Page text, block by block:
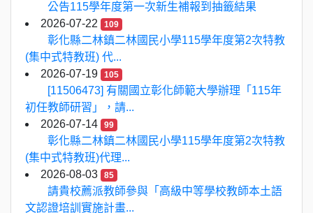
公告115學年度第一次新生補報到抽籤結果
2026-07-22
109
彰化縣二林鎮二林國民小學115學年度第2次特教
(集中式特教班) 代...
2026-07-19
105
[11506473] 有關國立彰化師範大學辦理「115年
初任教師研習」，請...
2026-07-14
99
彰化縣二林鎮二林國民小學115學年度第2次特教
(集中式特教班)代理...
2026-08-03
85
請貴校薦派教師參與「高級中等學校教師本土語
文認證培訓實施計畫...